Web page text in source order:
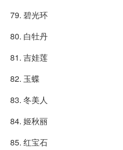
79. 碧光环
80. 白牡丹
81. 吉娃莲
82. 玉蝶
83. 冬美人
84. 姬秋丽
85. 红宝石